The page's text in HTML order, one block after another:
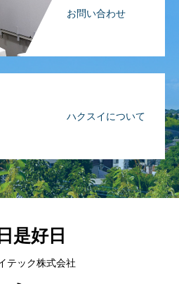
お問い合わせ
ハクスイについて
是好日
テック株式会社